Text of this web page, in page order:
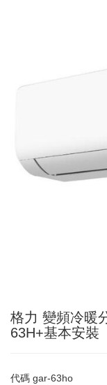
格力 變頻冷暖
63H+基本安裝
代碼 gar-63ho